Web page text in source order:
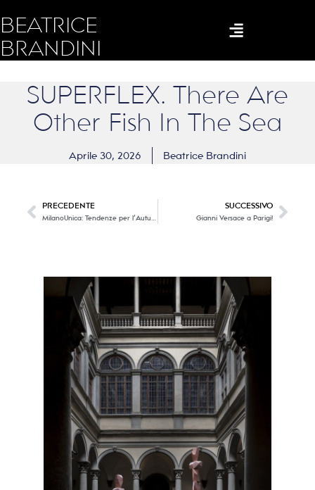
BEATRICE
BRANDINI
SUPERFLEX. There Are
Other Fish In The Sea
Aprile 30, 2026 Beatrice Brandini
PRECEDENTE SUCCESSIVO
Gianni Versace a Parigi!